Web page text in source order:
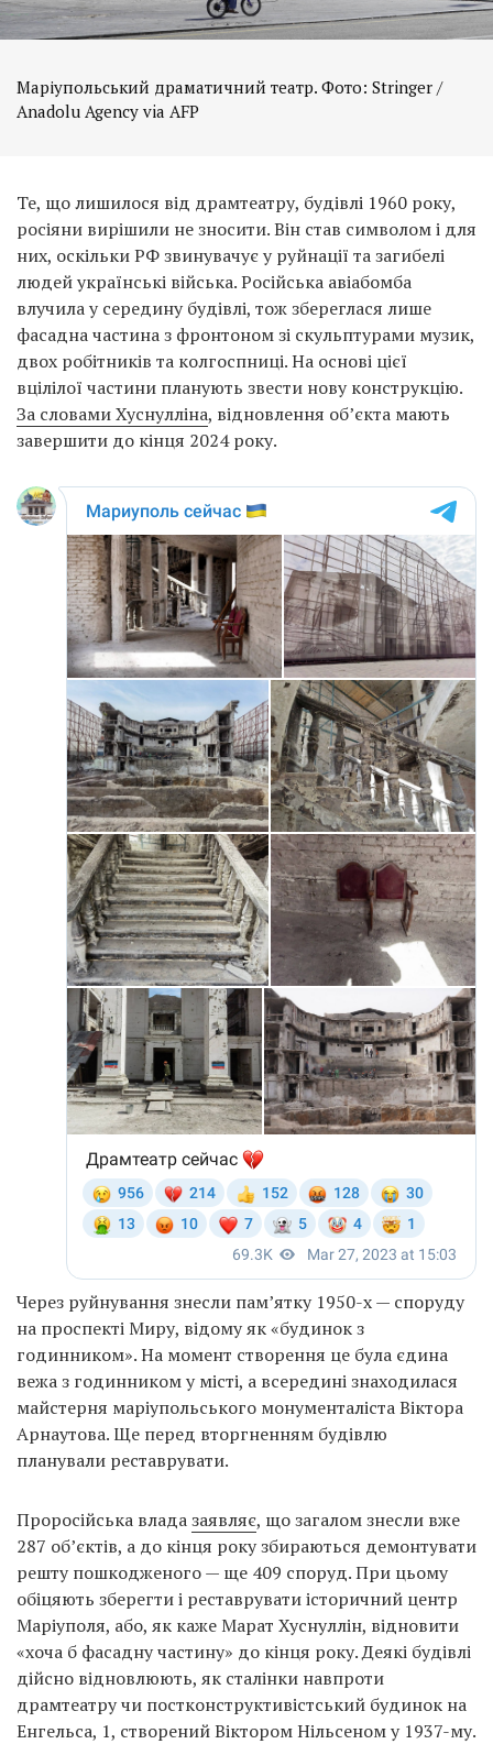
Маріупольський драматичний театр. Фото: Stringer /
Anadolu Agency via AFP
Те, що лишилося від драмтеатру, будівлі 1960 року,
росіяни вирішили не зносити. Він став символом і для
них, оскільки РФ звинувачує у руйнації та загибелі
людей українські війська. Російська авіабомба
влучила у середину будівлі, тож збереглася лише
фасадна частина з фронтоном зі скульптурами музик,
двох робітників та колгоспниці. На основі цієї
вцілілої частини планують звести нову конструкцію.
За словами Хуснулліна, відновлення об’єкта мають
завершити до кінця 2024 року.
Через руйнування знесли пам’ятку 1950-х — споруду
на проспекті Миру, відому як «будинок з
годинником». На момент створення це була єдина
вежа з годинником у місті, а всередині знаходилася
майстерня маріупольського монументаліста Віктора
Арнаутова. Ще перед вторгненням будівлю
планували реставрувати.
Проросійська владазаявляє, що загалом знесли вже
287 об’єктів, а до кінця року збираються демонтувати
решту пошкодженого — ще 409 споруд. При цьому
обіцяють зберегти і реставрувати історичний центр
Маріуполя, або, як каже Марат Хуснуллін, відновити
«хоча б фасадну частину» до кінця року. Деякі будівлі
дійсно відновлюють, як сталінки навпроти
драмтеатру чи постконструктивістський будинок на
Енгельса, 1, створений Віктором Нільсеном у 1937-му.